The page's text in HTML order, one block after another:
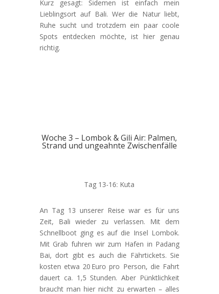
Kurz gesagt: Sidemen ist einfach mein
Lieblingsort auf Bali. Wer die Natur liebt,
Ruhe sucht und trotzdem ein paar coole
Spots entdecken möchte, ist hier genau
richtig.
Woche 3 – Lombok & Gili Air: Palmen,
Strand und ungeahnte Zwischenfälle
Tag 13-16: Kuta
An Tag 13 unserer Reise war es für uns
Zeit, Bali wieder zu verlassen. Mit dem
Schnellboot ging es auf die Insel Lombok.
Mit Grab fuhren wir zum Hafen in Padang
Bai, dort gibt es auch die Fährtickets. Sie
kosten etwa 20 Euro pro Person, die Fahrt
dauert ca. 1,5 Stunden. Aber Pünktlichkeit
braucht man hier nicht zu erwarten – alles